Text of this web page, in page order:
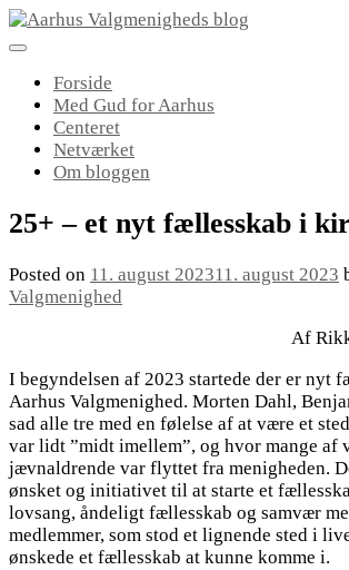
Skip
to
Forside
Med Gud for Aarhus
Centeret
Netværket
Om bloggen
25+ – et nyt fællesskab i
Posted on 11. august 202311. august 2023
Valgmenighed
Af
I begyndelsen af 2023 startede der er nyt
Aarhus Valgmenighed. Morten Dahl,
sad alle tre med en følelse af at være et
var lidt ”midt imellem”, og hvor mange af
jævnaldrende var flyttet fra menigheden.
ønsket og initiativet til at starte et
lovsang, åndeligt fællesskab og samvær
medlemmer, som stod et lignende sted i
ønskede et fællesskab at kunne komme i.